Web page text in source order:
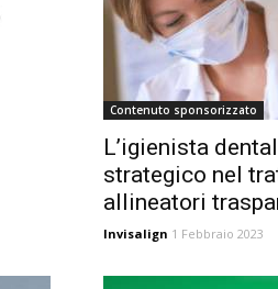
Contenuto sponsorizzato
L’igienista
strategico nel
allineatori
Invisalign 1 Febbraio 2023